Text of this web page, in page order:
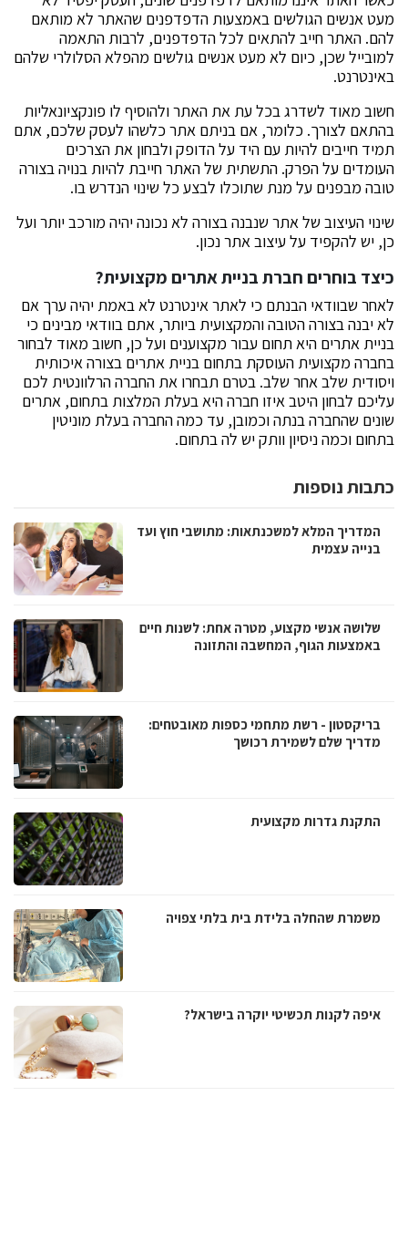
מעט אנשים הגולשים באמצעות הדפדפנים שהאתר לא מותאם
להם. האתר חייב להתאים לכל הדפדפנים, לרבות התאמה
למובייל שכן, כיום לא מעט אנשים גולשים מהפלא הסלולרי שלהם
באינטרנט.
חשוב מאוד לשדרג בכל עת את האתר ולהוסיף לו פונקציונאליות
בהתאם לצורך. כלומר, אם בניתם אתר כלשהו לעסק שלכם, אתם
תמיד חייבים להיות עם היד על הדופק ולבחון את הצרכים
העומדים על הפרק. התשתית של האתר חייבת להיות בנויה בצורה
טובה מבפנים על מנת שתוכלו לבצע כל שינוי הנדרש בו.
שינוי העיצוב של אתר שנבנה בצורה לא נכונה יהיה מורכב יותר ועל
כן, יש להקפיד על עיצוב אתר נכון.
כיצד בוחרים חברת בניית אתרים מקצועית?
לאחר שבוודאי הבנתם כי לאתר אינטרנט לא באמת יהיה ערך אם
לא יבנה בצורה הטובה והמקצועית ביותר, אתם בוודאי מבינים כי
בניית אתרים היא תחום עבור מקצוענים ועל כן, חשוב מאוד לבחור
בחברה מקצועית העוסקת בתחום בניית אתרים בצורה איכותית
ויסודית שלב אחר שלב. בטרם תבחרו את החברה הרלוונטית לכם
עליכם לבחון היטב איזו חברה היא בעלת המלצות בתחום, אתרים
שונים שהחברה בנתה וכמובן, עד כמה החברה בעלת מוניטין
בתחום וכמה ניסיון וותק יש לה בתחום.
כתבות נוספות
המדריך המלא למשכנתאות: מתושבי חוץ ועד
בנייה עצמית
שלושה אנשי מקצוע, מטרה אחת: לשנות חיים
באמצעות הגוף, המחשבה והתזונה
בריקסטון - רשת מתחמי כספות מאובטחים:
מדריך שלם לשמירת רכושך
התקנת גדרות מקצועית
משמרת שהחלה בלידת בית בלתי צפויה
איפה לקנות תכשיטי יוקרה בישראל?